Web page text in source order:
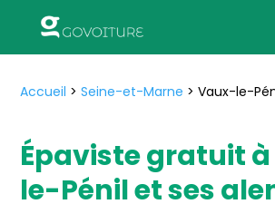
Accueil >Seine-et-Marne >Vaux-le-
Épaviste gratuit à Vaux-
le-Pénil et ses